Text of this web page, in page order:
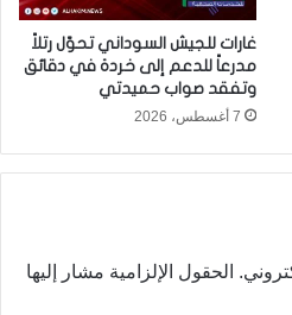
غارات للجيش السوداني تحوّل رتلاً
مدرعاً للدعم إلى خردة في دقائق
وتفقد صواب حميدتي
7 أغسطس، 2026
الحقول الإلزامية مشار إليها